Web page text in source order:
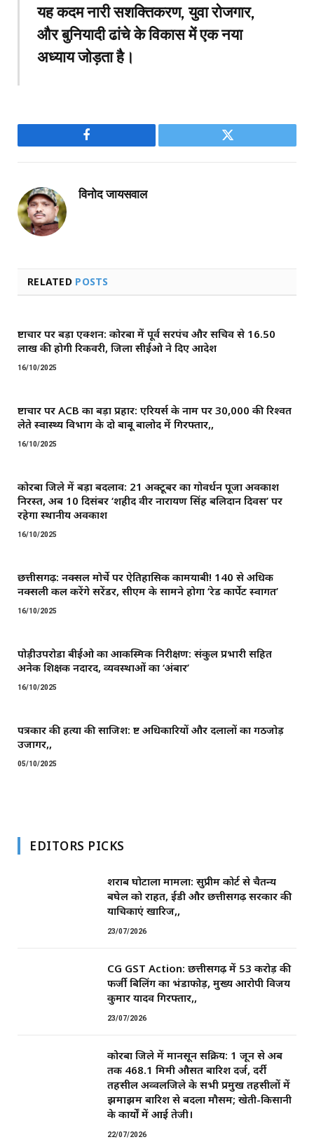
यह कदम नारी सशक्तिकरण, युवा रोजगार,
और बुनियादी ढांचे के विकास में एक नया
अध्याय जोड़ता है।
Facebook Twitter
विनोद जायसवाल
RELATED POSTS
भ्रष्टाचार पर बड़ा एक्शन: कोरबा में पूर्व सरपंच और सचिव से ₹16.50
लाख की होगी रिकवरी, जिला सीईओ ने दिए आदेश
16/10/2025
भ्रष्टाचार पर ACB का बड़ा प्रहार: एरियर्स के नाम पर ₹30,000 की रिश्वत
लेते स्वास्थ्य विभाग के दो बाबू बालोद में गिरफ्तार,,
16/10/2025
कोरबा जिले में बड़ा बदलाव: 21 अक्टूबर का गोवर्धन पूजा अवकाश
निरस्त, अब 10 दिसंबर ‘शहीद वीर नारायण सिंह बलिदान दिवस’ पर
रहेगा स्थानीय अवकाश
16/10/2025
छत्तीसगढ़: नक्सल मोर्चे पर ऐतिहासिक कामयाबी! 140 से अधिक
नक्सली कल करेंगे सरेंडर, सीएम के सामने होगा ‘रेड कार्पेट स्वागत’
16/10/2025
पोड़ीउपरोडा बीईओ का आकस्मिक निरीक्षण: संकुल प्रभारी सहित
अनेक शिक्षक नदारद, व्यवस्थाओं का ‘अंबार’
16/10/2025
पत्रकार की हत्या की साजिश: भ्रष्ट अधिकारियों और दलालों का गठजोड़
उजागर,,
05/10/2025
EDITORS PICKS
शराब घोटाला मामला: सुप्रीम कोर्ट से चैतन्य
बघेल को राहत, ईडी और छत्तीसगढ़ सरकार की
याचिकाएं खारिज,,
23/07/2026
CG GST Action: छत्तीसगढ़ में 53 करोड़ की
फर्जी बिलिंग का भंडाफोड़, मुख्य आरोपी विजय
कुमार यादव गिरफ्तार,,
23/07/2026
कोरबा जिले में मानसून सक्रिय: 1 जून से अब
तक 468.1 मिमी औसत बारिश दर्ज, दर्री
तहसील अव्वलजिले के सभी प्रमुख तहसीलों में
झमाझम बारिश से बदला मौसम; खेती-किसानी
के कार्यों में आई तेजी।
22/07/2026